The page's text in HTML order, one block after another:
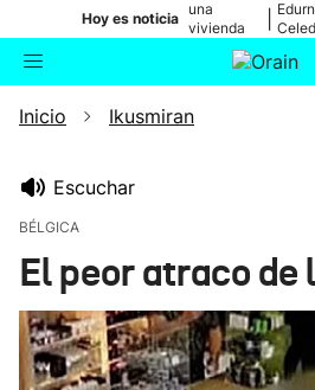
Hoy es noticia
una
vivienda
de Bilbao
Buscador
Inicio Ikusmiran
Escuchar
BÉLGICA
El peor atraco de